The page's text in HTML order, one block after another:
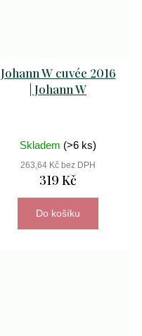
Johann W cuvée 2016
| Johann W
Skladem (>6 ks)
263,64 Kč bez DPH
319 Kč
Do košíku